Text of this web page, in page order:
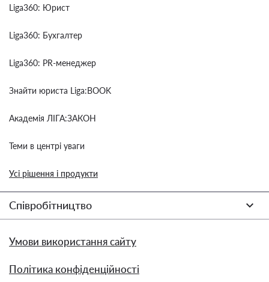
Liga360: Юрист
Liga360: Бухгалтер
Liga360: PR-менеджер
Знайти юриста Liga:BOOK
Академія ЛІГА:ЗАКОН
Теми в центрі уваги
Усі рішення і продукти
Співробітництво
Умови використання сайту
Політика конфіденційності